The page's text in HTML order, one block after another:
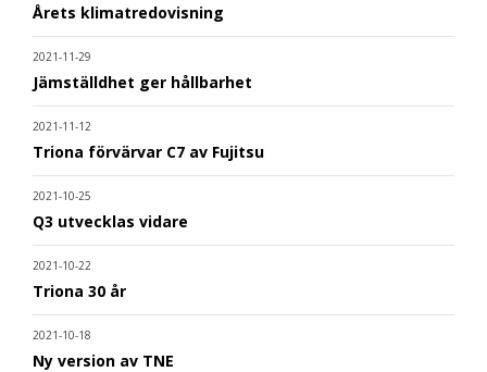
Årets klimatredovisning
2021-11-29
Jämställdhet ger hållbarhet
2021-11-12
Triona förvärvar C7 av Fujitsu
2021-10-25
Q3 utvecklas vidare
2021-10-22
Triona 30 år
2021-10-18
Ny version av TNE